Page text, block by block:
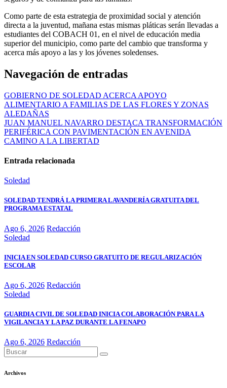
Como parte de esta estrategia de proximidad social y atención
directa a la juventud, mañana estas mismas pláticas serán llevadas a
estudiantes del COBACH 01, en el nivel de educación media
superior del municipio, como parte del cambio que transforma y
acerca más apoyo a las y los jóvenes soledenses.
Navegación de entradas
GOBIERNO DE SOLEDAD ACERCA APOYO
ALIMENTARIO A FAMILIAS DE LAS FLORES Y ZONAS
ALEDAÑAS
JUAN MANUEL NAVARRO DESTACA TRANSFORMACIÓN
PERIFÉRICA CON PAVIMENTACIÓN EN AVENIDA
CAMINO A LA LIBERTAD
Entrada relacionada
Soledad
SOLEDAD TENDRÁ LA PRIMERA LAVANDERÍA GRATUITA DEL
PROGRAMA ESTATAL
Ago 6, 2026 Redacción
Soledad
INICIA EN SOLEDAD CURSO GRATUITO DE REGULARIZACIÓN
ESCOLAR
Ago 6, 2026 Redacción
Soledad
GUARDIA CIVIL DE SOLEDAD INICIA COLABORACIÓN PARA LA
VIGILANCIA Y LA PAZ DURANTE LA FENAPO
Ago 6, 2026 Redacción
Archivos